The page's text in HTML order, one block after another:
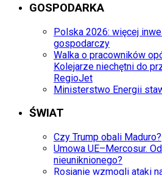
GOSPODARKA
Polska 2026: więcej
gospodarczy
Walka o pracowników
Kolejarze niechętni do
RegioJet
Ministerstwo Energii
ŚWIAT
Czy Trump obali Maduro?
Umowa UE–Mercosur.
nieuniknionego?
Rosjanie wzmogli ataki